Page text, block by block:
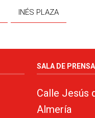
INÉS PLAZA
SALA DE
Calle Jesús
Almería